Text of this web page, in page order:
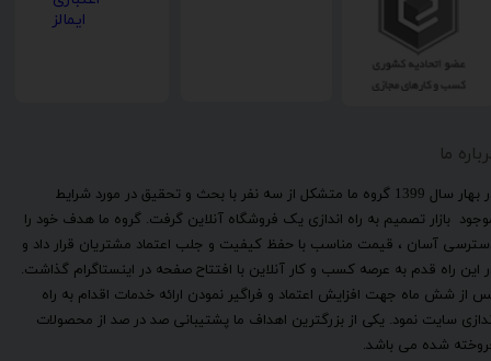
ما
​در بهار سال 1399 گروه ما متشکل از سه نفر با بحث و تحقیق در مورد شرایط
بازار تصمیم به راه اندازی یک فروشگاه آنلاین گرفت. گروه ما هدف خود را
آسان ، قیمت مناسب با حفظ کیفیت و جلب اعتماد مشتریان قرار داد و
این راه قدم به عرصه کسب و کار آنلاین با افتتاح صفحه در اینستاگرام گذاشت.
از شش ماه جهت افزایش اعتماد و فراگیر نمودن ارائه خدمات اقدام به راه
سایت نمود. یکی از بزرگترین اهداف ما پشتیبانی صد در صد از محصولات
شده می باشد.